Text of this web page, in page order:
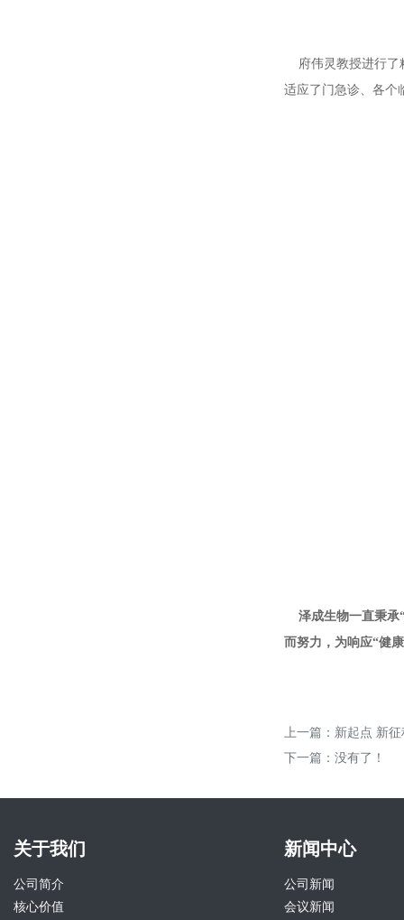
府伟灵教授进行了
适应了门急诊、各个
泽成生物一直秉承
而努力，为响应“健
上一篇： 新起点 新
下一篇：没有了！
关于我们
公司简介
核心价值
新闻中心
公司新闻
会议新闻